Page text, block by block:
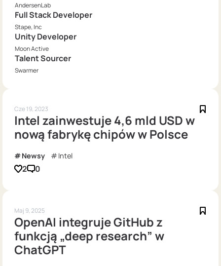
AndersenLab
Full Stack Developer
Stape, Inc
Unity Developer
Moon Active
Talent Sourcer
Swarmer
Cze 19, 2023
Intel zainwestuje 4,6 mld USD w
nową fabrykę chipów w Polsce
Newsy Intel
2 0
Maj 9, 2025
OpenAI integruje GitHub z
funkcją „deep research” w
ChatGPT